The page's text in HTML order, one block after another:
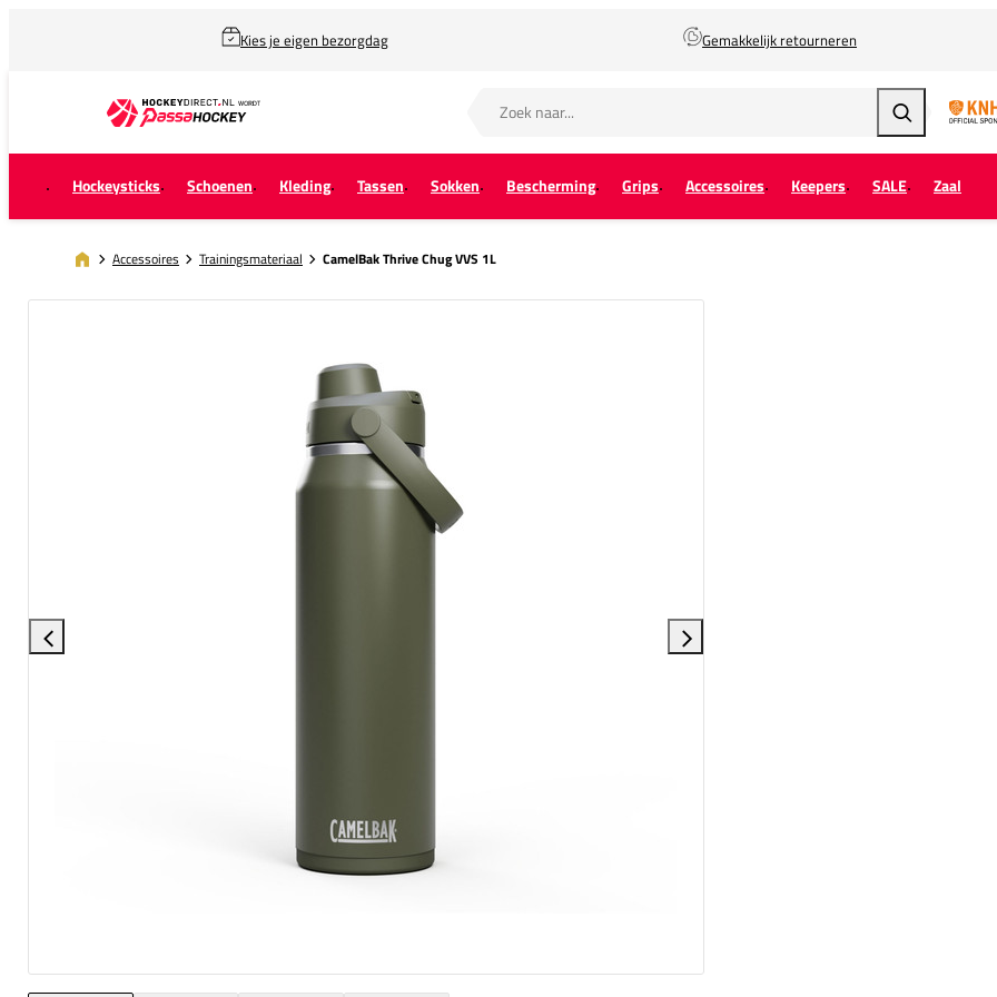
Kies je eigen bezorgdag Gemakkelijk retourneren
Zoeken
Hockeysticks Schoenen Kleding Tassen Sokken Bescherming Grips Accessoires Keepers SALE Zaal
Accessoires Trainingsmateriaal CamelBak Thrive Chug VVS 1L